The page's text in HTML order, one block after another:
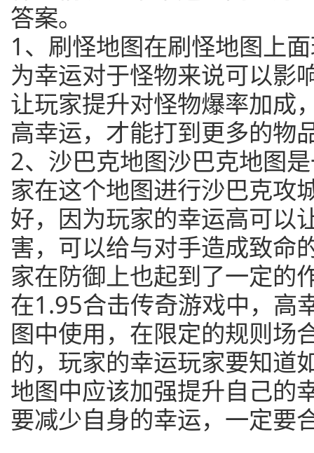
答案。
1、刷怪地图在刷怪地图上
为幸运对于怪物来说可以影
让玩家提升对怪物爆率加成
高幸运，才能打到更多的物
2、沙巴克地图沙巴克地图
家在这个地图进行沙巴克攻
好，因为玩家的幸运高可以
害，可以给与对手造成致命
家在防御上也起到了一定的
在1.95合击传奇游戏中，高
图中使用，在限定的规则场
的，玩家的幸运玩家要知道
地图中应该加强提升自己的
要减少自身的幸运，一定要